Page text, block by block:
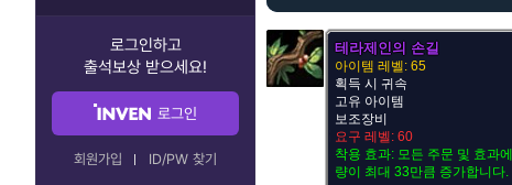
로그인하고
출석보상 받으세요!
로그인
회원가입 ID/PW 찾기
테라제인의 손길
아이템 레벨: 65
획득 시 귀속
고유 아이템
보조장비
요구 레벨: 60
착용 효과: 모든 주문 및 효과
량이 최대 33만큼 증가합니다.